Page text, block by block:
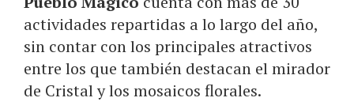
actividades repartidas a lo largo del año,
sin contar con los principales atractivos
entre los que también destacan el mirador
de Cristal y los mosaicos florales.